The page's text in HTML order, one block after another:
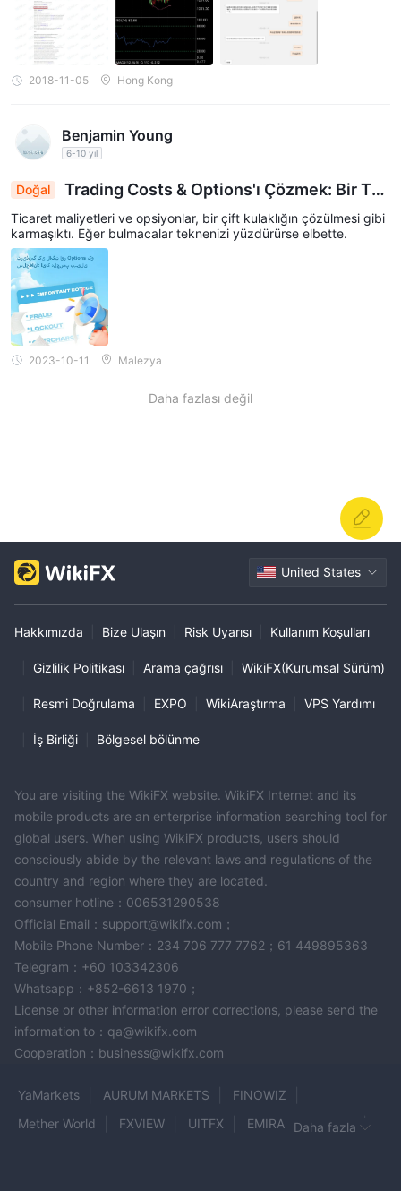
2018-11-05 Hong Kong
Benjamin Young
6-10 yıl
Doğal
Trading Costs & Options'ı Çözmek: Bir Tut
kulu İçin Bir Bulmaca
Ticaret maliyetleri ve opsiyonlar, bir çift kulaklığın çözülmesi gibi
karmaşıktı. Eğer bulmacalar teknenizi yüzdürürse elbette.
2023-10-11 Malezya
Daha fazlası değil
United States
Hakkımızda Bize Ulaşın Risk Uyarısı Kullanım Koşulları
Gizlilik Politikası Arama çağrısı WikiFX(Kurumsal Sürüm)
Resmi Doğrulama EXPO WikiAraştırma VPS Yardımı
İş Birliği Bölgesel bölünme
You are visiting the WikiFX website. WikiFX Internet and its
mobile products are an enterprise information searching tool for
global users. When using WikiFX products, users should
consciously abide by the relevant laws and regulations of the
country and region where they are located.
consumer hotline：006531290538
Official Email：support@wikifx.com；
Mobile Phone Number：234 706 777 7762；61 449895363
Telegram：+60 103342306
Whatsapp：+852-6613 1970；
License or other information error corrections, please send the
information to：qa@wikifx.com
Cooperation：business@wikifx.com
YaMarkets AURUM MARKETS
FINOWIZ
Mether World
FXVIEW UITFX
EMIRAX MARKETS
Daha fazla